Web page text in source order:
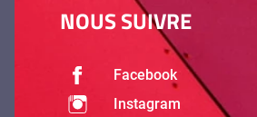
NOUS SUIVRE
Facebook
Instagram